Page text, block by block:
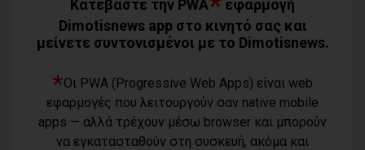
Χάρης Δούκας: Η καλύτερή μου να
07/08/2026
Κέντρο Υγείας Νέας Μάκρης: Το
φυσικοθεραπευτήριο πρόκειται να
επαναλειτουργήσει στο άμεσο μέλλον
Κατεβάστε την PWA
εφαρμογή
Dimotisnews app στο κινητό σας και
μείνετε συντονισμένοι με το Dimotisnews.
*Οι PWA (Progressive Web Apps) είναι web
εφαρμογές που λειτουργούν σαν native mobile
apps — αλλά τρέχουν μέσω browser και μπορούν
να εγκατασταθούν στη συσκευή, ακόμα και